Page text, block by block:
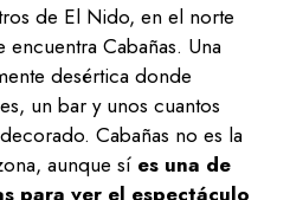
de El Nido, en el norte
encuentra Cabañas. Una
desértica donde
un bar y unos cuantos
Cabañas no es la
aunque sí es una de
para ver el espectáculo